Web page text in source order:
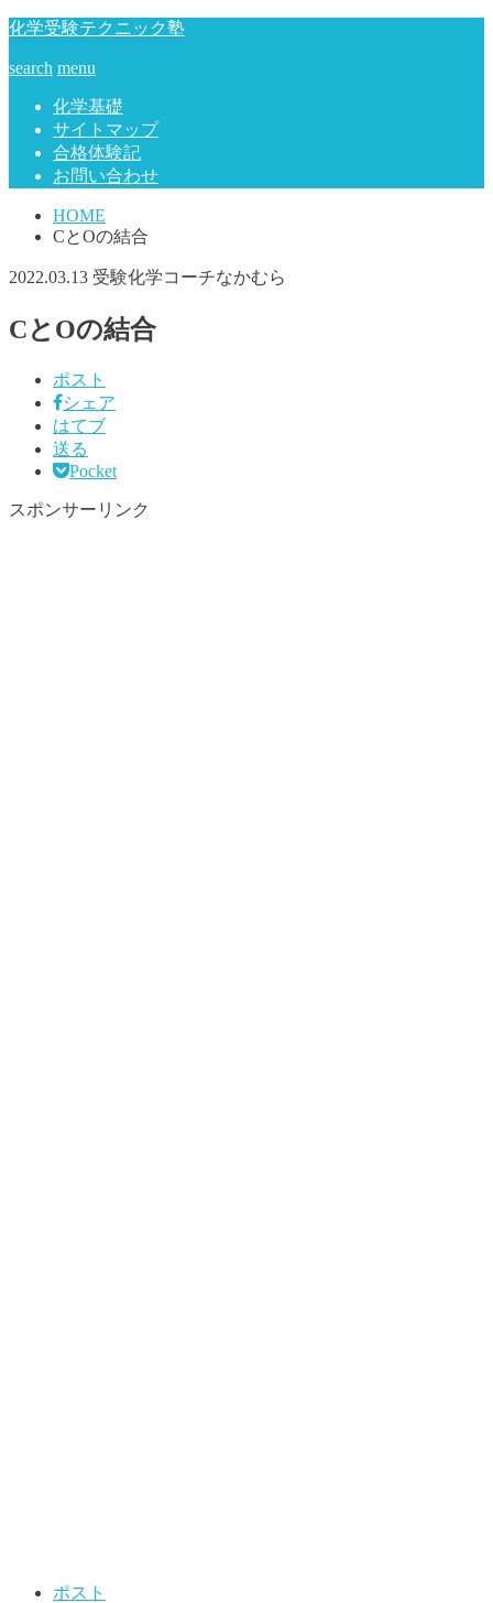
化学受験テクニック塾
search menu
化学基礎
サイトマップ
合格体験記
お問い合わせ
HOME
CとOの結合
2022.03.13 受験化学コーチなかむら
CとOの結合
ポスト
シェア
はてブ
送る
Pocket
スポンサーリンク
ポスト